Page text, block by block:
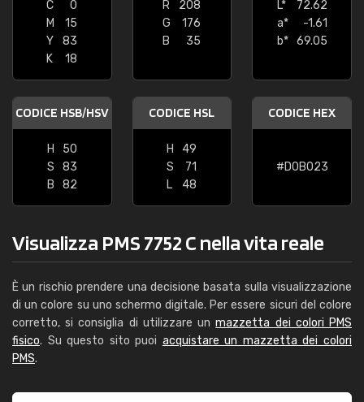
C
0
M
15
Y
83
K
18
R
208
G
176
B
35
L*
72.62
a*
-1.61
b*
69.05
CODICE HSB/HSV
H
50
S
83
B
82
CODICE HSL
H
49
S
71
L
48
CODICE HEX
#D0B023
Visualizza PMS 7752 C nella vita reale
È un rischio prendere una decisione basata sulla visualizzazione
di un colore su uno schermo digitale. Per essere sicuri del colore
corretto, si consiglia di utilizzare unmazzetta dei colori PMS
fisico. Su questo sito puoi acquistare un mazzetta dei colori
PMS.